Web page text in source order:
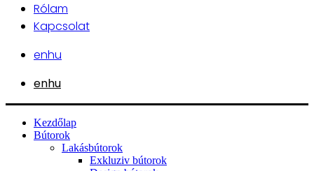
Rólam
Kapcsolat
enhu
enhu
Kezdőlap
Bútorok
Lakásbútorok
Exkluziv bútorok